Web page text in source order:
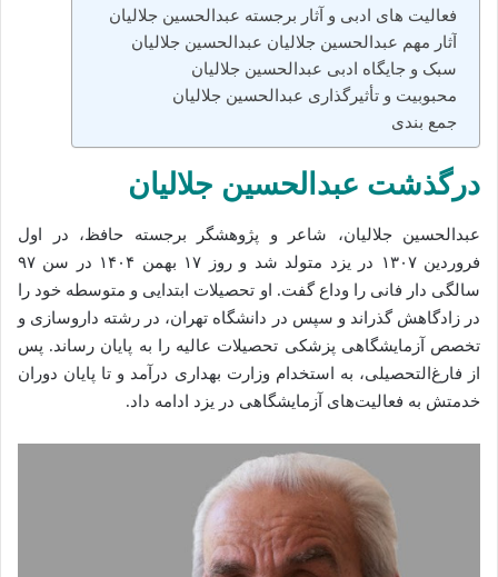
فعالیت‌ های ادبی و آثار برجسته عبدالحسین جلالیان
آثار مهم عبدالحسین جلالیان عبدالحسین جلالیان
سبک و جایگاه ادبی عبدالحسین جلالیان
محبوبیت و تأثیرگذاری عبدالحسین جلالیان
جمع‌ بندی
درگذشت عبدالحسین جلالیان
عبدالحسین جلالیان، شاعر و پژوهشگر برجسته حافظ، در اول
فروردین ۱۳۰۷ در یزد متولد شد و روز ۱۷ بهمن ۱۴۰۴ در سن ۹۷
سالگی دار فانی را وداع گفت. او تحصیلات ابتدایی و متوسطه خود را
در زادگاهش گذراند و سپس در دانشگاه تهران، در رشته داروسازی و
تخصص آزمایشگاهی پزشکی تحصیلات عالیه را به پایان رساند. پس
از فارغ‌التحصیلی، به استخدام وزارت بهداری درآمد و تا پایان دوران
خدمتش به فعالیت‌های آزمایشگاهی در یزد ادامه داد.